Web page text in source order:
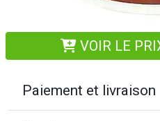
VOIR LE
Paiement et livraison